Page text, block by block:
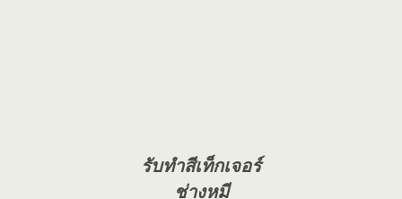
รับทำสีเท็กเจอร์
ช่างหมี